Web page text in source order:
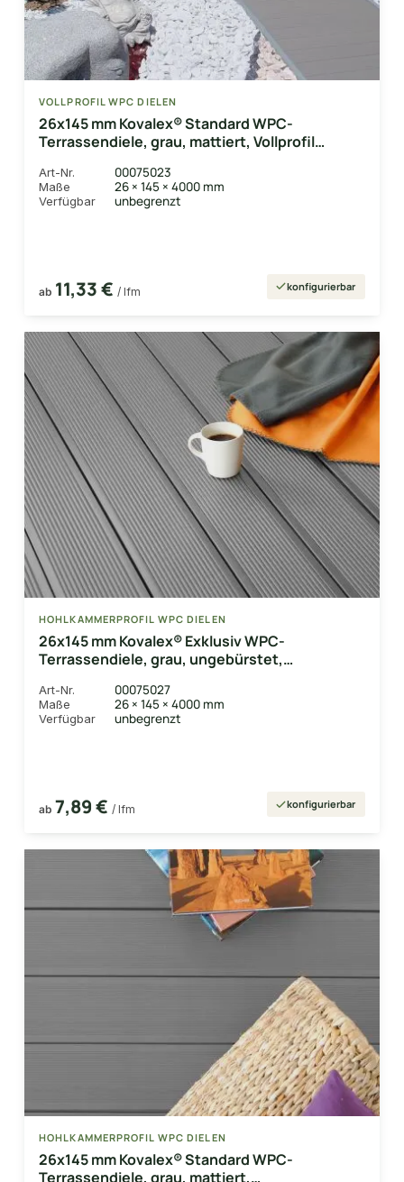
VOLLPROFIL WPC DIELEN
26x145 mm Kovalex® Standard WPC-
Terrassendiele, grau, mattiert, Vollprofil
Art-Nr. 00075023
Maße 26 × 145 × 4000 mm
Verfügbar unbegrenzt
ab 11,33 € / lfm konfigurierbar
HOHLKAMMERPROFIL WPC DIELEN
26x145 mm Kovalex® Exklusiv WPC-
Terrassendiele, grau, ungebürstet,
Profil: grob/fein
Art-Nr. 00075027
Maße 26 × 145 × 4000 mm
Verfügbar unbegrenzt
ab 7,89 € / lfm konfigurierbar
HOHLKAMMERPROFIL WPC DIELEN
26x145 mm Kovalex® Standard WPC-
Terrassendiele, grau, mattiert,